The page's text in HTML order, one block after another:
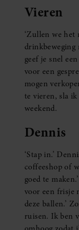
Vieren
‘Zullen we het
drinkbeweging
geef je snel
voor een
mogen
te vieren, sla
weekend.
Dennis
‘Stap in.’
coffeeshop of
goed te
voor een frisje
deze ballen.’
ruisen. Ik ben